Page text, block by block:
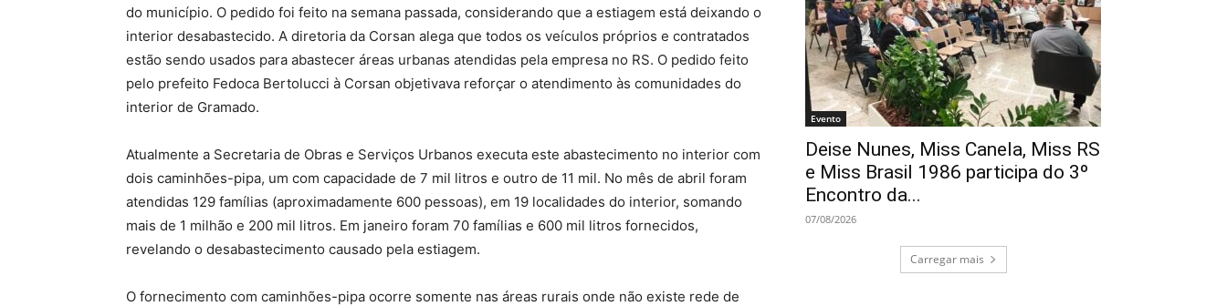
do município. O pedido foi feito na semana passada, considerando que a estiagem está deixando o
interior desabastecido. A diretoria da Corsan alega que todos os veículos próprios e contratados
estão sendo usados para abastecer áreas urbanas atendidas pela empresa no RS. O pedido feito
pelo prefeito Fedoca Bertolucci à Corsan objetivava reforçar o atendimento às comunidades do
interior de Gramado.
Atualmente a Secretaria de Obras e Serviços Urbanos executa este abastecimento no interior com
dois caminhões-pipa, um com capacidade de 7 mil litros e outro de 11 mil. No mês de abril foram
atendidas 129 famílias (aproximadamente 600 pessoas), em 19 localidades do interior, somando
mais de 1 milhão e 200 mil litros. Em janeiro foram 70 famílias e 600 mil litros fornecidos,
revelando o desabastecimento causado pela estiagem.
O fornecimento com caminhões-pipa ocorre somente nas áreas rurais onde não existe rede de
Evento
Deise Nunes, Miss Canela, Miss RS
e Miss Brasil 1986 participa do 3º
Encontro da...
07/08/2026
Carregar mais